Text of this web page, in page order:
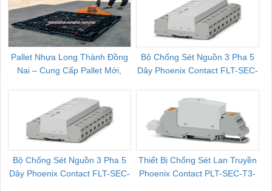
Pallet Nhựa Long Thành Đồng
Nai – Cung Cấp Pallet Mới,
Bộ Chống Sét Nguồn 3 Pha 5
Dây Phoenix Contact FLT-SEC-
Bộ Chống Sét Nguồn 3 Pha 5
Dây Phoenix Contact FLT-SEC-
Thiết Bị Chống Sét Lan Truyền
Phoenix Contact PLT-SEC-T3-